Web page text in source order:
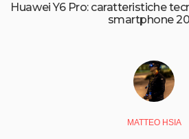
Huawei Y6 Pro: caratteristiche
smartphone
MATTEO HSIA